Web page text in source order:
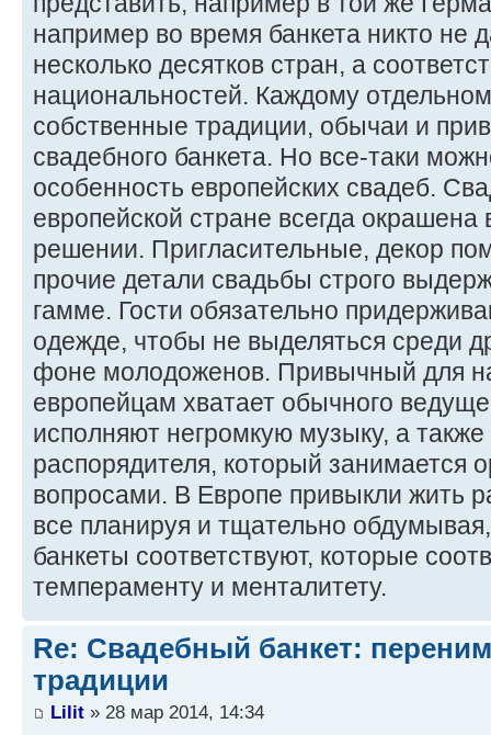
например во время банкета никто не
несколько десятков стран, а
национальностей. Каждому
собственные традиции, обычаи и
свадебного банкета. Но все-таки
особенность европейских свадеб.
европейской стране всегда
решении. Пригласительные, декор
прочие детали свадьбы строго
гамме. Гости обязательно
одежде, чтобы не выделяться среди
фоне молодоженов. Привычный для
европейцам хватает обычного
исполняют негромкую музыку, а также
распорядителя, который занимается
вопросами. В Европе привыкли жить
все планируя и тщательно
банкеты соответствуют, которые
темпераменту и менталитету.
Re: Свадебный банкет:
традиции
Lilit » 28 мар 2014, 14:34